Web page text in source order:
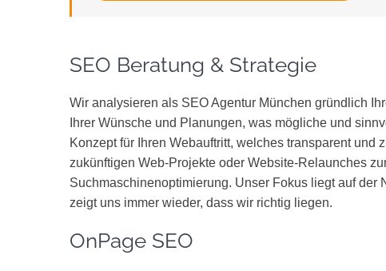
SEO Beratung & Strategie
Wir analysieren als SEO Agentur München gründlich
Ihrer Wünsche und Planungen, was mögliche und
Konzept für Ihren Webauftritt, welches transparent
zukünftigen Web-Projekte oder Website-Relaunches
Suchmaschinenoptimierung. Unser Fokus liegt auf
zeigt uns immer wieder, dass wir richtig liegen.
OnPage SEO